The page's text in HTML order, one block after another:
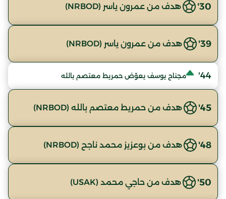
30' هدف من عمرون ياسر (NRBOD)
39' هدف من عمرون ياسر (NRBOD)
44' مجناح يوسف يعوّض حمريط معتصم بالله
45' هدف من حمريط معتصم بالله (NRBOD)
48' هدف من بوعزيز محمد ناجح (NRBOD)
50' هدف من حاجي محمد (USAK)